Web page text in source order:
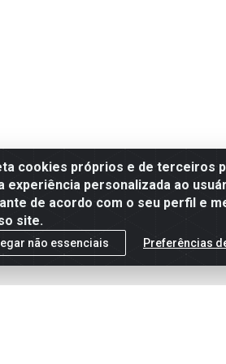
cookies próprios e de terceiros
experiência personalizada ao
de acordo com o seu perfil e
site.
não essenciais Preferências